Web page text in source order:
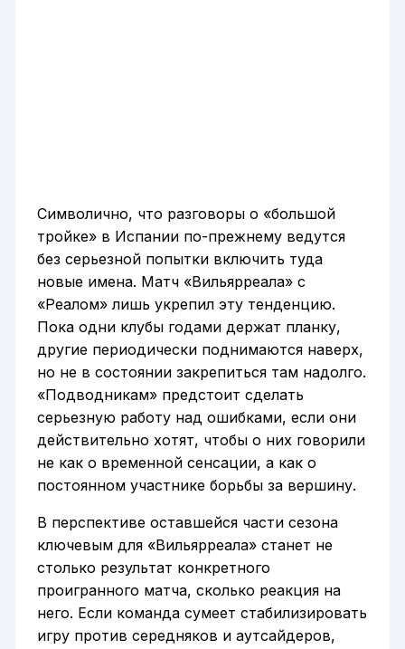
Символично, что разговоры о «большой
тройке» в Испании по-прежнему ведутся
без серьезной попытки включить туда
новые имена. Матч «Вильярреала» с
«Реалом» лишь укрепил эту тенденцию.
Пока одни клубы годами держат планку,
другие периодически поднимаются наверх,
но не в состоянии закрепиться там надолго.
«Подводникам» предстоит сделать
серьезную работу над ошибками, если они
действительно хотят, чтобы о них говорили
не как о временной сенсации, а как о
постоянном участнике борьбы за вершину.
В перспективе оставшейся части сезона
ключевым для «Вильярреала» станет не
столько результат конкретного
проигранного матча, сколько реакция на
него. Если команда сумеет стабилизировать
игру против середняков и аутсайдеров,